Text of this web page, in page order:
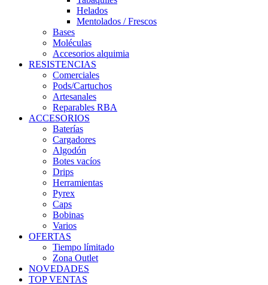
Helados
Mentolados / Frescos
Bases
Moléculas
Accesorios alquimia
RESISTENCIAS
Comerciales
Pods/Cartuchos
Artesanales
Reparables RBA
ACCESORIOS
Baterías
Cargadores
Algodón
Botes vacíos
Drips
Herramientas
Pyrex
Caps
Bobinas
Varios
OFERTAS
Tiempo límitado
Zona Outlet
NOVEDADES
TOP VENTAS